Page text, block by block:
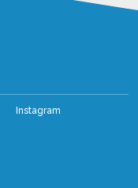
Instagram